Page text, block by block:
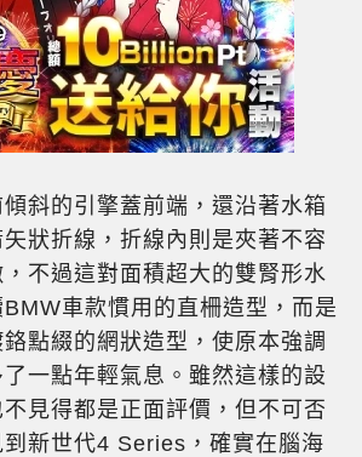
斜的引擎蓋前端，還沿著水箱
狀折線，折線內則是夾著不容
不過這對面積超大的雙腎形水
車款慣用的直柵造型，而是
點綴的網狀造型，使原本強調
一點年輕氣息。雖然這樣的設
見得都是正面評價，但不可否
新世代4 Series，確實在腦海